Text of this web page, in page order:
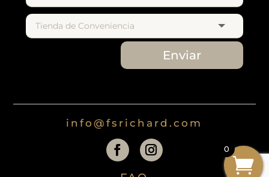
Enviar
info@fsrichard.com
0